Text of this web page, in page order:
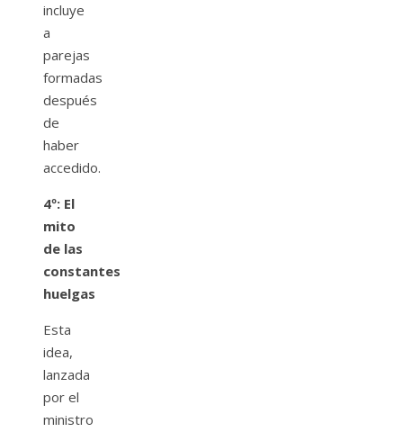
incluye
a
parejas
formadas
después
de
haber
accedido.
4º: El
mito
de las
constantes
huelgas
Esta
idea,
lanzada
por el
ministro